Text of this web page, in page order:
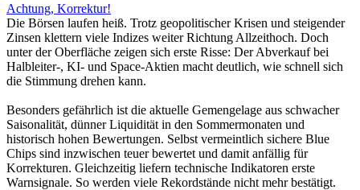
Achtung, Korrektur!
Die Börsen laufen heiß. Trotz geopolitischer Krisen und steigender
Zinsen klettern viele Indizes weiter Richtung Allzeithoch. Doch
unter der Oberfläche zeigen sich erste Risse: Der Abverkauf bei
Halbleiter-, KI- und Space-Aktien macht deutlich, wie schnell sich
die Stimmung drehen kann.
Besonders gefährlich ist die aktuelle Gemengelage aus schwacher
Saisonalität, dünner Liquidität in den Sommermonaten und
historisch hohen Bewertungen. Selbst vermeintlich sichere Blue
Chips sind inzwischen teuer bewertet und damit anfällig für
Korrekturen. Gleichzeitig liefern technische Indikatoren erste
Warnsignale. So werden viele Rekordstände nicht mehr bestätigt.